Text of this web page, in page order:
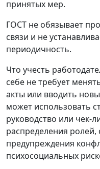
принятых мер.
ГОСТ не обязывает
связи и не
периодичность.
Что учесть
себе не требует
акты или вводить
может использовать
руководство или чек-
распределения
предупреждения
психосоциальных